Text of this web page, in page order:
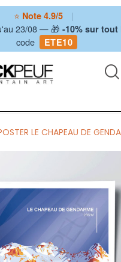
⭐ Note 4.9/5
|
23/08 — 🎁 -10% sur tout
code
ETE10
LE CHAPEAU DE